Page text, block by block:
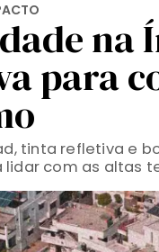
na
para
tinta refletiva e
lidar com as altas